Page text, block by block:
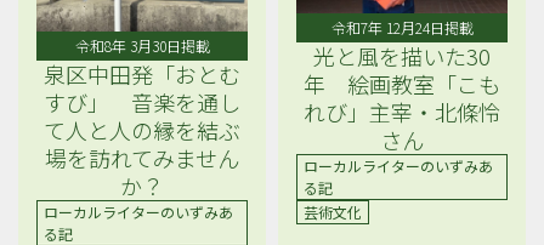
令和8年 3月30日掲載
泉区中田発「おとむ
すび」 音楽を通し
て人と人の縁を結ぶ
場を訪れてみません
か？
ローカルライターのいずみあ
る記
令和7年 12月24日掲載
光と風を描いた30
年 絵画教室「こも
れび」主宰・北條怜
さん
ローカルライターのいずみあ
る記
芸術文化